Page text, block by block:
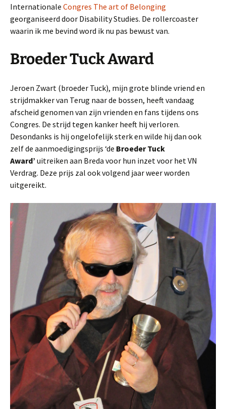
Internationale Congres The art of Belonging
georganiseerd door Disability Studies. De rollercoaster
waarin ik me bevind word ik nu pas bewust van.
Broeder Tuck Award
Jeroen Zwart (broeder Tuck), mijn grote blinde vriend en
strijdmakker van Terug naar de bossen, heeft vandaag
afscheid genomen van zijn vrienden en fans tijdens ons
Congres. De strijd tegen kanker heeft hij verloren.
Desondanks is hij ongelofelijk sterk en wilde hij dan ook
zelf de aanmoedigingsprijs ‘de Broeder Tuck
Award’ uitreiken aan Breda voor hun inzet voor het VN
Verdrag. Deze prijs zal ook volgend jaar weer worden
uitgereikt.